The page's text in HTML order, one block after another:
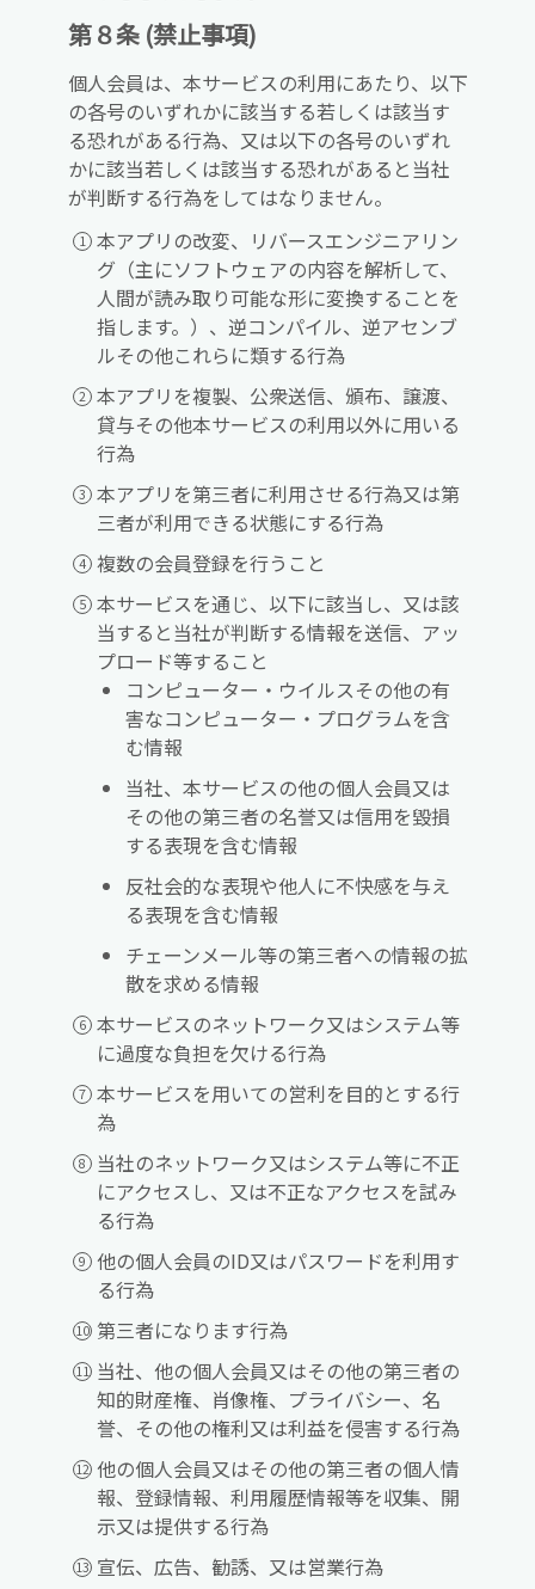
第８条 (禁止事項)
個人会員は、本サービスの利用にあたり、以下
の各号のいずれかに該当する若しくは該当す
る恐れがある行為、又は以下の各号のいずれ
かに該当若しくは該当する恐れがあると当社
が判断する行為をしてはなりません。
本アプリの改変、リバースエンジニアリン
グ（主にソフトウェアの内容を解析して、
人間が読み取り可能な形に変換することを
指します。）、逆コンパイル、逆アセンブ
ルその他これらに類する行為
本アプリを複製、公衆送信、頒布、譲渡、
貸与その他本サービスの利用以外に用いる
行為
本アプリを第三者に利用させる行為又は第
三者が利用できる状態にする行為
複数の会員登録を行うこと
本サービスを通じ、以下に該当し、又は該
当すると当社が判断する情報を送信、アッ
プロード等すること
コンピューター・ウイルスその他の有
害なコンピューター・プログラムを含
む情報
当社、本サービスの他の個人会員又は
その他の第三者の名誉又は信用を毀損
する表現を含む情報
反社会的な表現や他人に不快感を与え
る表現を含む情報
チェーンメール等の第三者への情報の拡
散を求める情報
本サービスのネットワーク又はシステム等
に過度な負担を欠ける行為
本サービスを用いての営利を目的とする行
為
当社のネットワーク又はシステム等に不正
にアクセスし、又は不正なアクセスを試み
る行為
他の個人会員のID又はパスワードを利用す
る行為
第三者になります行為
当社、他の個人会員又はその他の第三者の
知的財産権、肖像権、プライバシー、名
誉、その他の権利又は利益を侵害する行為
他の個人会員又はその他の第三者の個人情
報、登録情報、利用履歴情報等を収集、開
示又は提供する行為
宣伝、広告、勧誘、又は営業行為